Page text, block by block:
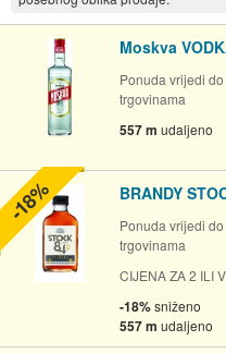
Moskva
Ponuda vrijedi
trgovinama
557 m udaljeno
BRANDY
Ponuda vrijedi
trgovinama
CIJENA ZA 2 ILI
-18%sniženo
557 m udaljeno
-18%